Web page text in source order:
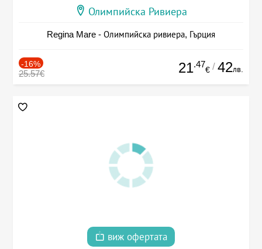
Олимпийска Ривиера
Regina Mare - Олимпийска ривиера, Гърция
-16%
25.57€ 21.47
€ / 42лв.
виж офертата